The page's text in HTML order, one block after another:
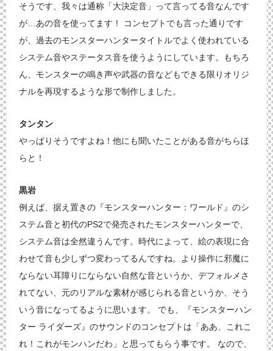
そうです、我々は通称「大決定音」って言ってる音なんです
が…あの音を使ってます！ コンセプトでも言った通りです
が、過去のモンスターハンタータイトルでよく使われている
システム音やステータス音を使うようにしています。もちろ
ん、モンスターの鳴き声や武器の音などもできる限りオリジ
ナルを再現するような形で制作しました。
タンタン
やっぱりそうですよね！他にも聞いたことがある音がちらほ
らと！
黒岩
例えば、据え置きの『モンスターハンター：ワールド』のシ
ステム音と初代のPS2で発売されたモンスターハンターで、
システム音は全然違うんです。時代によって、絵の表現に合
わせて音も少しずつ変わってるんですね。より操作に邪魔に
ならない耳障りにならない自然な音というか、デフォルメさ
れてない、元のリアルな素材が感じられる音というか、そう
いう音になってるように思います。 でも、『モンスターハン
ター ライダーズ』のサウンドのコンセプトは「ああ、これこ
れ！これがモンハンだわ」と思ってもらう事です。 なので、